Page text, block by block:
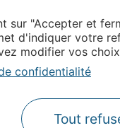
sur "Accepter et
d'indiquer votre
modifier vos
confidentialité
Tout